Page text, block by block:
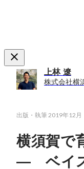
上林 遼
出版・執筆2019年12月
横須賀で
― ベイ